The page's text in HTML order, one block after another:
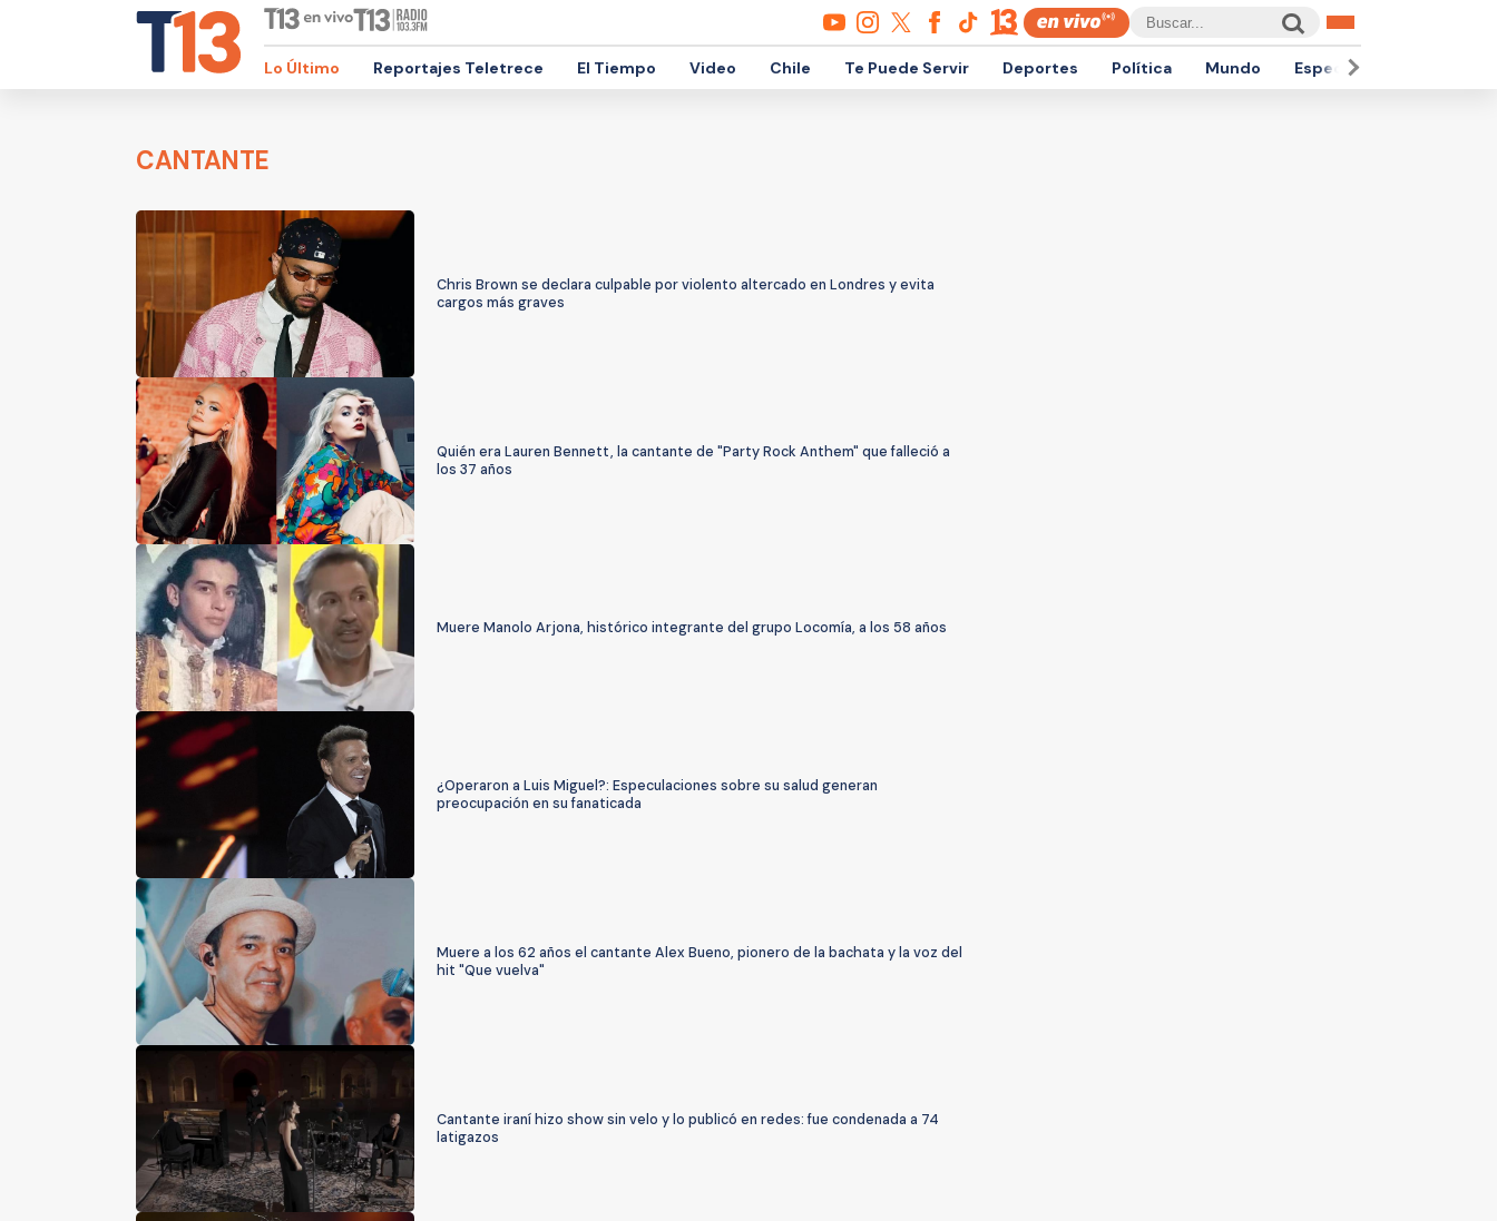
Lo Último Reportajes Teletrece El Tiempo Video Chile Te Puede Servir Deportes Política Mundo Espectáculos
CANTANTE
Chris Brown se declara culpable por violento altercado en Londres y evita
cargos más graves
Quién era Lauren Bennett, la cantante de "Party Rock Anthem" que falleció a
los 37 años
Muere Manolo Arjona, histórico integrante del grupo Locomía, a los 58 años
¿Operaron a Luis Miguel?: Especulaciones sobre su salud generan
preocupación en su fanaticada
Muere a los 62 años el cantante Alex Bueno, pionero de la bachata y la voz del
hit "Que vuelva"
Cantante iraní hizo show sin velo y lo publicó en redes: fue condenada a 74
latigazos